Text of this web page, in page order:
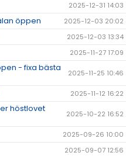
2025-12-31 14:03
öppen 2025-12-03 20:02
2025-12-03 13:34
2025-11-27 17:09
- fixa bästa
2025-11-25 10:46
2025-11-12 16:22
höstlovet
2025-10-22 16:52
2025-09-26 10:00
2025-09-07 12:56